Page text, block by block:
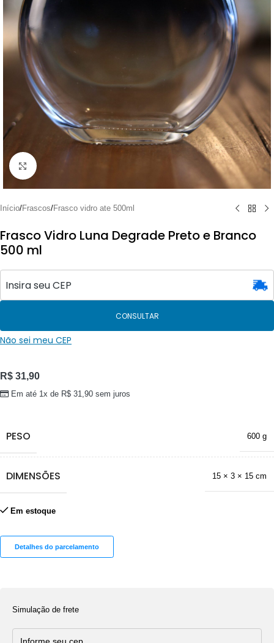
Clique para ampliar
Início/Frascos/Frasco vidro ate 500ml
Frasco Vidro Luna Degrade Preto e Branco
500 ml
CONSULTAR
Não sei meu CEP
R$ 31,90
Em até 1x de R$ 31,90 sem juros
PESO 600 g
DIMENSÕES 15 × 3 × 15 cm
Em estoque
Detalhes do parcelamento
Simulação de frete